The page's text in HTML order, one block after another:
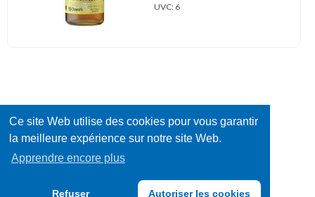
Ce site Web utilise des cookies pour vous garantir
la meilleure expérience sur notre site Web.
Apprendre encore plus
Refuser Autoriser les cookies
UVC: 6